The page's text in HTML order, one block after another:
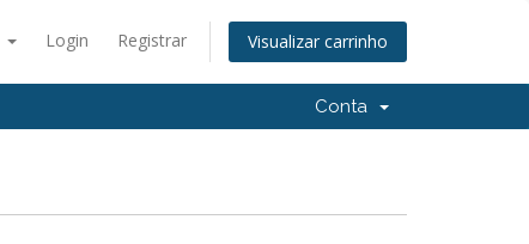
Login Registrar Visualizar carrinho
Conta